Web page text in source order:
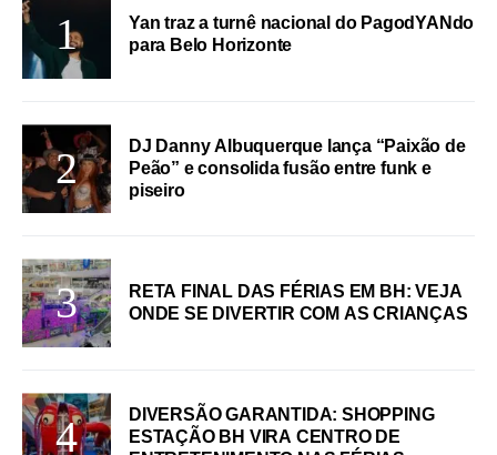
Yan traz a turnê nacional do PagodYANdo
para Belo Horizonte
DJ Danny Albuquerque lança “Paixão de
Peão” e consolida fusão entre funk e
piseiro
RETA FINAL DAS FÉRIAS EM BH: VEJA
ONDE SE DIVERTIR COM AS CRIANÇAS
DIVERSÃO GARANTIDA: SHOPPING
ESTAÇÃO BH VIRA CENTRO DE